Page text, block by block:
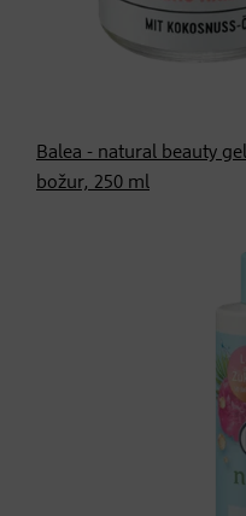
Balea - natural beauty
božur, 250 ml